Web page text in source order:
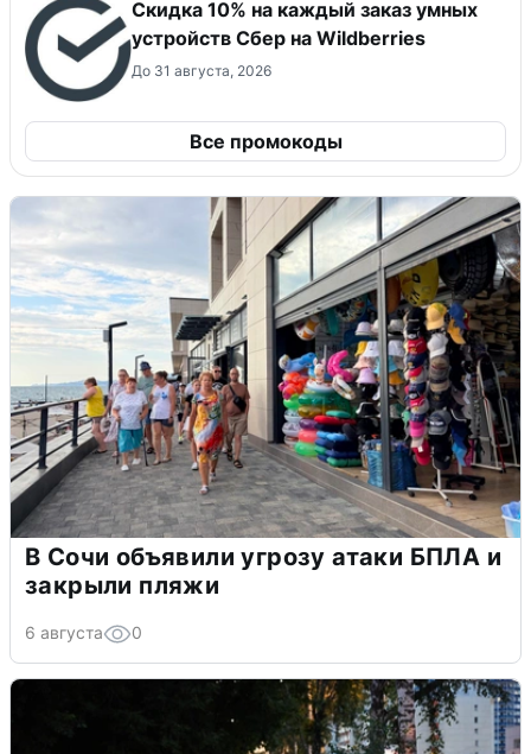
Скидка 10% на каждый заказ умных
устройств Сбер на Wildberries
До 31 августа, 2026
Все промокоды
В Сочи объявили угрозу атаки БПЛА и
закрыли пляжи
6 августа 0